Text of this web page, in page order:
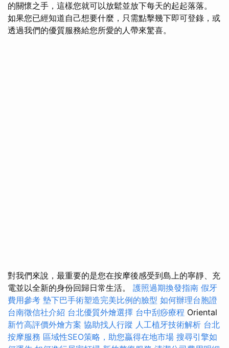
的關懷之手，這樣您就可以放鬆並放下每天的起起落落。
如果您已經知道自己想要什麼，只需點擊幾下即可登錄，或
透過我們的優質服務給您所愛的人帶來驚喜。
對我們來說，最重要的是您在按摩後感受到島上的寧靜、充
電並以全新的身份回歸日常生活。 護照過期換發指南 假牙
費用參考 墊下巴手術塑造完美比例的臉型 如何辦理台胞證
台南徵信社介紹 台北優質外燴選擇 台中刮痧療程 Oriental
新竹高評價外燴方案 協助找人行蹤 人工植牙技術解析 台北
按摩服務 區域性SEO策略，助您贏得在地市場 搜尋引擎如